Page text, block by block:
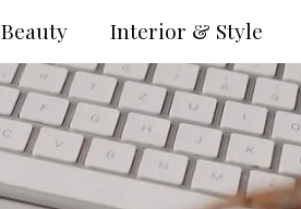
Interior & Style
Beauty